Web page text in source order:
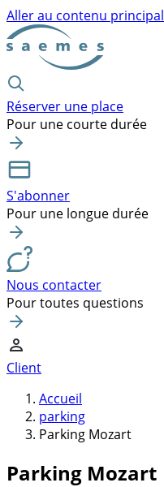
Aller au contenu principal
Réserver une place
Pour une courte durée
S'abonner
Pour une longue durée
Nous contacter
Pour toutes questions
Client
Accueil
parking
Parking Mozart
Parking Mozart